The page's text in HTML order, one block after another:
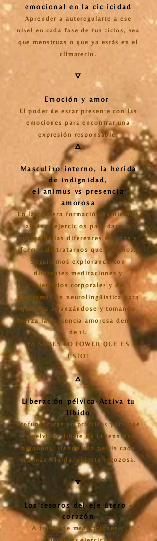
emocional en la ciclicidad
Aprender a autoregularte a ese
nivel en cada fase de tus ciclos, sea
que menstruas o que ya estás en el
climaterio.
🜄
Emoción y amor
El poder de estar presente con las
emociones para encontrar una
expresión responsable.
🜂
Masculino interno, la herida
de indignidad,
el animus vs presencia
amorosa
En la primera formación ya hicimos
algunos ejercicios para darnos
cuenta de las diferentes miradas y
formas de tratarnos que tenemos.
Seguiremos explorando con
diferentes meditaciones y
ejercicios corporales y de
programación neurolingüística para
que siga afianzándose y tomando
fuerza la presencia amorosa dentro
de ti.
YA SABES LO POWER QUE ES
ESTO!
🜁
Liberación pélvica-Activa tu
líbido
Profundizarás en prácticas para que
tu pelvis se libere de la tensión-
bloqueos, siendo una pelvis cada
vez más, fluida, abierta y gozosa.
🜃
Los tesoros del eje útero -
corazón
A través de meditaciones y